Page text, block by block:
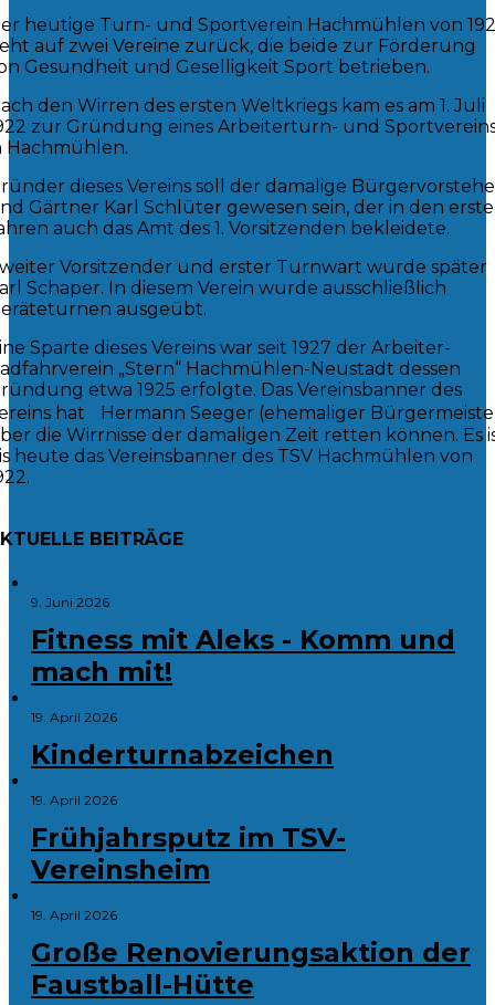
heutige Turn- und Sportverein Hachmühlen von
auf zwei Vereine zurück, die beide zur Förderung
Gesundheit und Geselligkeit Sport betrieben.
den Wirren des ersten Weltkriegs kam es am 1. Juli
zur Gründung eines Arbeiterturn- und
Hachmühlen.
dieses Vereins soll der damalige
Gärtner Karl Schlüter gewesen sein, der in den
auch das Amt des 1. Vorsitzenden bekleidete.
Vorsitzender und erster Turnwart wurde später
Schaper. In diesem Verein wurde ausschließlich
ausgeübt.
Sparte dieses Vereins war seit 1927 der Arbeiter-
„Stern“ Hachmühlen-Neustadt dessen
etwa 1925 erfolgte. Das Vereinsbanner des
hat Hermann Seeger (ehemaliger
die Wirrnisse der damaligen Zeit retten können. Es
heute das Vereinsbanner des TSV Hachmühlen von
BEITRÄGE
9. Juni 2026
Fitness mit Aleks - Komm und
mach mit!
19. April 2026
Kinderturnabzeichen
19. April 2026
Frühjahrsputz im TSV-
Vereinsheim
19. April 2026
Große Renovierungsaktion der
Faustball-Hütte